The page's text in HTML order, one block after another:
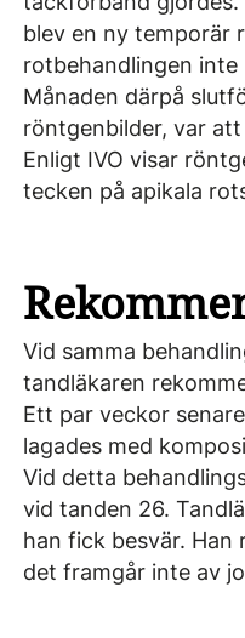
blev en ny temporär
rotbehandlingen inte
Månaden därpå
röntgenbilder, var
Enligt IVO visar
tecken på apikala
Vid samma
tandläkaren
Ett par veckor
lagades med
Vid detta
vid tanden 26.
han fick besvär. Han
det framgår inte av